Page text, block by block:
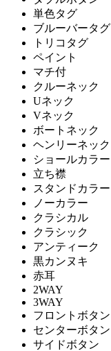
単色タグ
ブルーバータグ
トリコタグ
ペイント
マチ付
クルーネック
Uネック
Vネック
ボートネック
ヘンリーネック
ショールカラー
立ち襟
スタンドカラー
ノーカラー
クラシカル
クラシック
アンティーク
黒カンヌキ
赤耳
2WAY
3WAY
フロントボタン
センターボタン
サイドボタン